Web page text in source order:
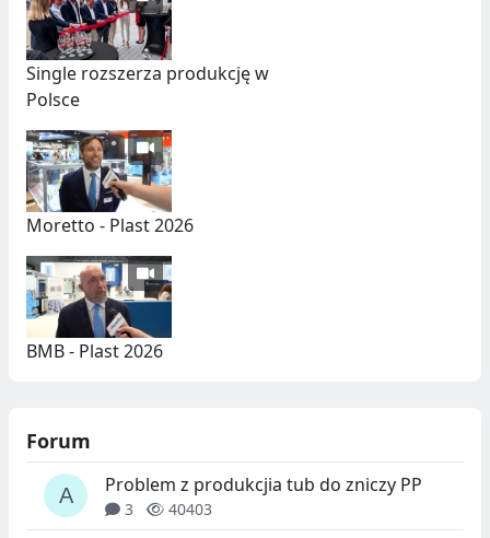
Single rozszerza produkcję w
Polsce
Moretto - Plast 2026
BMB - Plast 2026
Forum
Problem z produkcjia tub do zniczy PP
3 40403